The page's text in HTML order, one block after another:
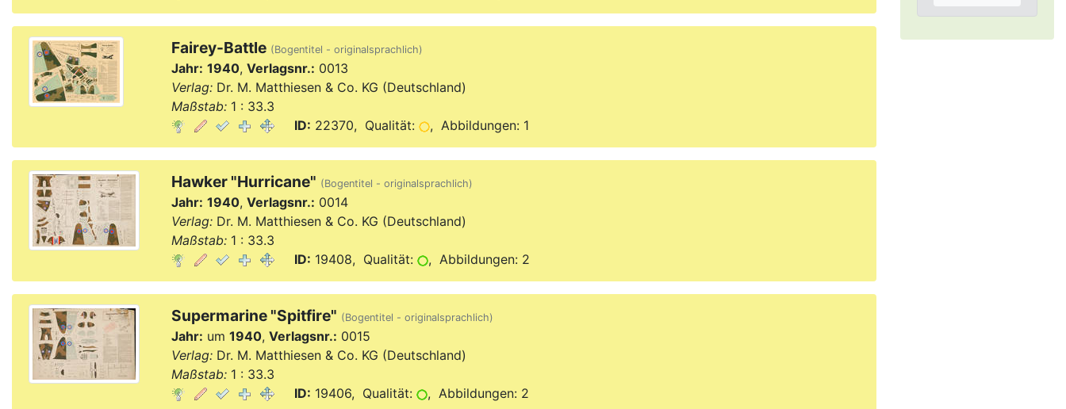
Fairey-Battle (Bogentitel - originalsprachlich)
Jahr: 1940, Verlagsnr.: 0013
Verlag:Dr. M. Matthiesen & Co. KG (Deutschland)
Maßstab:1 : 33.3
ID: 22370, Qualität: , Abbildungen: 1
Hawker "Hurricane" (Bogentitel - originalsprachlich)
Jahr: 1940, Verlagsnr.: 0014
Verlag:Dr. M. Matthiesen & Co. KG (Deutschland)
Maßstab:1 : 33.3
ID: 19408, Qualität: , Abbildungen: 2
Supermarine "Spitfire" (Bogentitel - originalsprachlich)
Jahr: um 1940, Verlagsnr.: 0015
Verlag:Dr. M. Matthiesen & Co. KG (Deutschland)
Maßstab:1 : 33.3
ID: 19406, Qualität: , Abbildungen: 2